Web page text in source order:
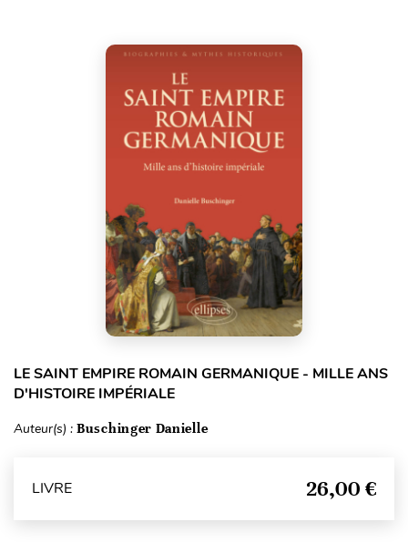
LE SAINT EMPIRE ROMAIN GERMANIQUE - MILLE ANS
D'HISTOIRE IMPÉRIALE
Auteur(s) : Buschinger Danielle
LIVRE 26,00 €